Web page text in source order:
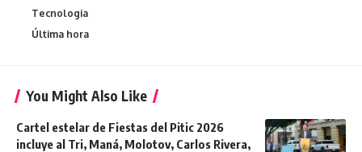
Tecnologia
Última hora
You Might Also Like
Cartel estelar de Fiestas del Pitic 2026
incluye al Tri, Maná, Molotov, Carlos Rivera,